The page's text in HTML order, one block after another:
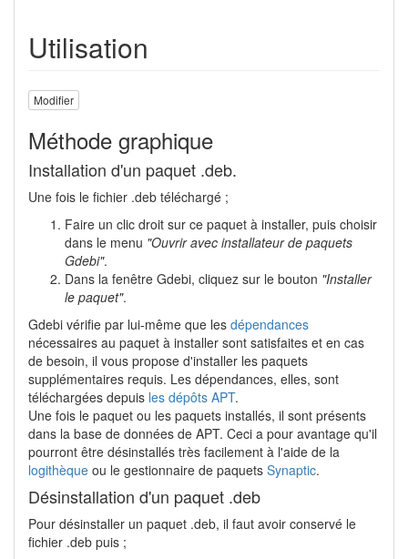
Utilisation
Modifier
Méthode graphique
Installation d'un paquet .deb.
Une fois le fichier .deb téléchargé ;
Faire un clic droit sur ce paquet à installer, puis choisir
dans le menu "Ouvrir avec installateur de paquets
Gdebi".
Dans la fenêtre Gdebi, cliquez sur le bouton "Installer
le paquet".
Gdebi vérifie par lui-même que les dépendances
nécessaires au paquet à installer sont satisfaites et en cas
de besoin, il vous propose d'installer les paquets
supplémentaires requis. Les dépendances, elles, sont
téléchargées depuis les dépôts APT.
Une fois le paquet ou les paquets installés, il sont présents
dans la base de données de APT. Ceci a pour avantage qu'il
pourront être désinstallés très facilement à l'aide de la
logithèque ou le gestionnaire de paquets Synaptic.
Désinstallation d'un paquet .deb
Pour désinstaller un paquet .deb, il faut avoir conservé le
fichier .deb puis ;